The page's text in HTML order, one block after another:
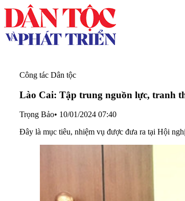
Công tác Dân tộc
Lào Cai: Tập trung nguồn lực, tranh
Trọng Bảo• 10/01/2024 07:40
Đây là mục tiêu, nhiệm vụ được đưa ra tại Hội